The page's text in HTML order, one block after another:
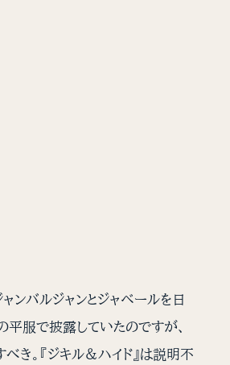
ンバルジャンとジャベールを日
平服で披露していたのですが、
。『ジキル＆ハイド』は説明不